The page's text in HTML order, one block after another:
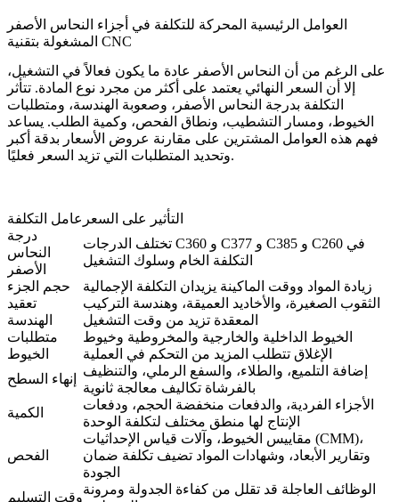
العوامل الرئيسية المحركة للتكلفة في أجزاء النحاس الأصفر
المشغولة بتقنية CNC
على الرغم من أن النحاس الأصفر عادة ما يكون فعالاً في التشغيل،
إلا أن السعر النهائي يعتمد على أكثر من مجرد نوع المادة. تتأثر
التكلفة بدرجة النحاس الأصفر، وصعوبة الهندسة، ومتطلبات
الخيوط، ومسار التشطيب، ونطاق الفحص، وكمية الطلب. يساعد
فهم هذه العوامل المشترين على مقارنة عروض الأسعار بدقة أكبر
وتحديد المتطلبات التي تزيد السعر فعليًا.
عامل التكلفة التأثير على السعر
درجة
النحاس
الأصفر
تختلف الدرجات C360 و C377 و C385 و C260 في
التكلفة الخام وسلوك التشغيل
حجم الجزء
زيادة المواد ووقت الماكينة يزيدان التكلفة الإجمالية
تعقيد
الهندسة
الثقوب الصغيرة، والأخاديد العميقة، وهندسة التركيب
المعقدة تزيد من وقت التشغيل
متطلبات
الخيوط
الخيوط الداخلية والخارجية والمخروطية وخيوط
الإغلاق تتطلب المزيد من التحكم في العملية
إنهاء السطح
إضافة التلميع، والطلاء، والسفع الرملي، والتنظيف
بالفرشاة تكاليف معالجة ثانوية
الكمية
الأجزاء الفردية، والدفعات منخفضة الحجم، ودفعات
الإنتاج لها منطق مختلف لتكلفة الوحدة
الفحص
مقاييس الخيوط، وآلات قياس الإحداثيات (CMM)،
وتقارير الأبعاد، وشهادات المواد تضيف تكلفة ضمان
الجودة
وقت التسليم
الوظائف العاجلة قد تقلل من كفاءة الجدولة ومرونة